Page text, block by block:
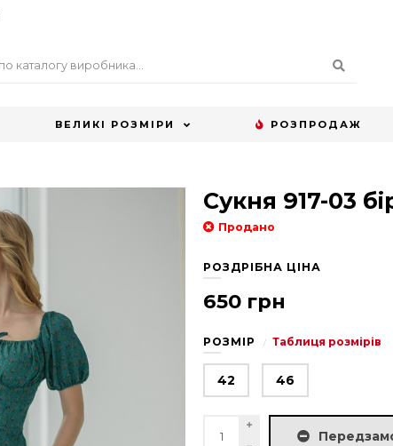
ВЕЛИКІ РОЗМІРИ РОЗПРОДАЖ
Сукня 917-03
Продано
РОЗДРІБНА ЦІНА
650 грн
РОЗМІР Таблиця розмірів
42 46